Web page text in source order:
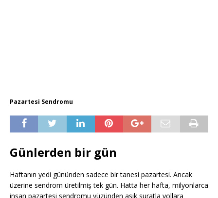
Pazartesi Sendromu
Günlerden bir gün
Haftanın yedi gününden sadece bir tanesi pazartesi. Ancak
üzerine sendrom üretilmiş tek gün. Hatta her hafta, milyonlarca
insan pazartesi sendromu yüzünden asık suratla yollara